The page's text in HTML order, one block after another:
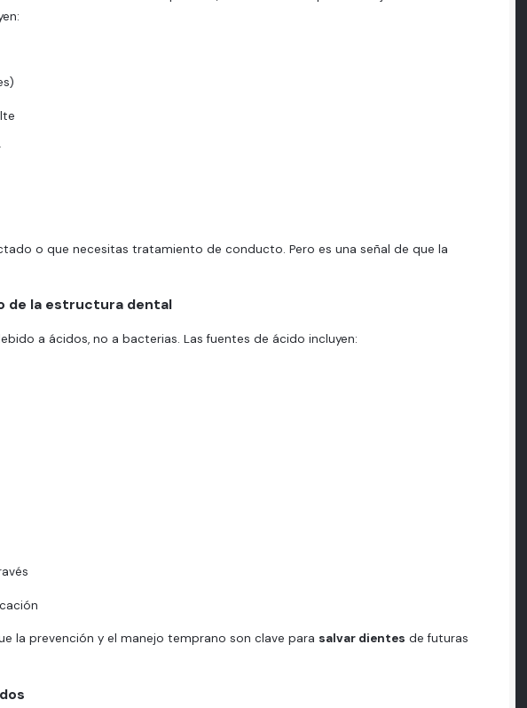
o que necesitas tratamiento de conducto. Pero es una señal de que la
de la estructura dental
a ácidos, no a bacterias. Las fuentes de ácido incluyen:
la prevención y el manejo temprano son clave para salvar dientes de futuras